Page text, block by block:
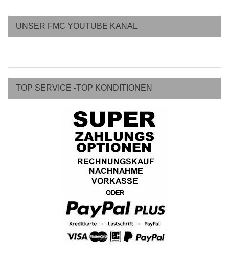
UNSER FMC YOUTUBE KANAL
TOP SERVICE -TOP KONDITIONEN